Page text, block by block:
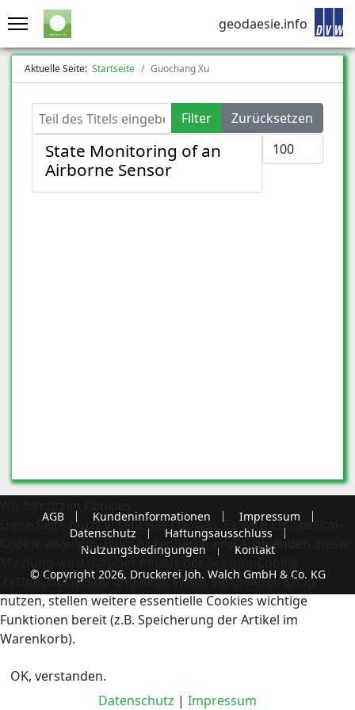
geodaesie.info
Aktuelle Seite: Startseite Guochang Xu
Teil des Titels eingeben Filter
Zurücksetzen
Anzeige #
State Monitoring of an
Airborne Sensor
AGB Kundeninformationen
Impressum
Datenschutz
Haftungsausschluss
Nutzungsbedingungen
Kontakt
© Copyright 2026, Druckerei Joh. Walch GmbH & Co. KG
Diese Seite nutzt essentielle Cookies. Es wird ein Session-
Cookie angelegt. Beim Akzeptieren und Ausblenden dieser
Meldung wird darüber hinaus der Session-Cookie
'reDimCookieHint' angelegt. Wenn Sie unseren Shop
nutzen, stellen weitere essentielle Cookies wichtige
Funktionen bereit (z.B. Speicherung der Artikel im
Warenkorb).
OK, verstanden.
Datenschutz | Impressum